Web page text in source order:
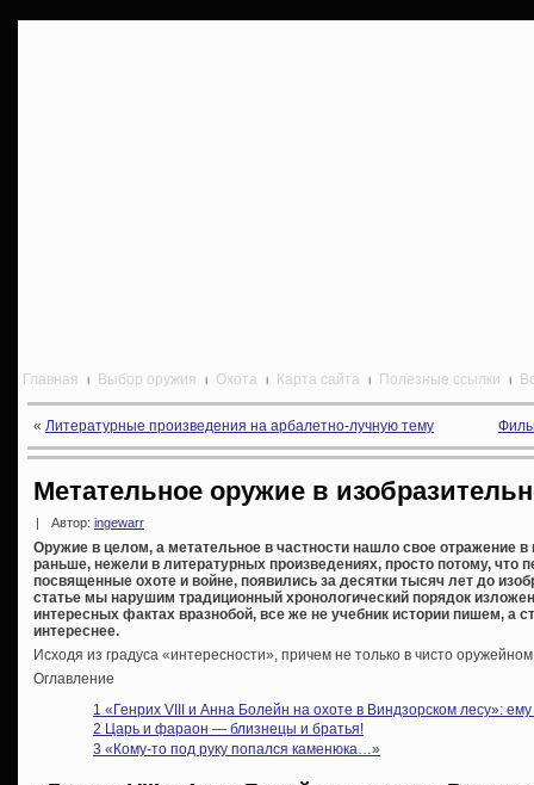
Главная Выбор оружия Охота Карта сайта Полезные ссылки
« Литературные произведения на арбалетно-лучную тему
Метательное оружие в
| Автор: ingewarr
Оружие в целом, а метательное в частности нашло свое отражение в
раньше, нежели в литературных произведениях, просто потому, что
посвященные охоте и войне, появились за десятки тысяч лет до
статье мы нарушим традиционный хронологический порядок
интересных фактах вразнобой, все же не учебник истории пишем, а
интереснее.
Исходя из градуса «интересности», причем не только в чисто
Оглавление
1 «Генрих VIII и Анна Болейн на охоте в Виндзорском лесу»:
2 Царь и фараон — близнецы и братья!
3 «Кому-то под руку попался каменюка…»